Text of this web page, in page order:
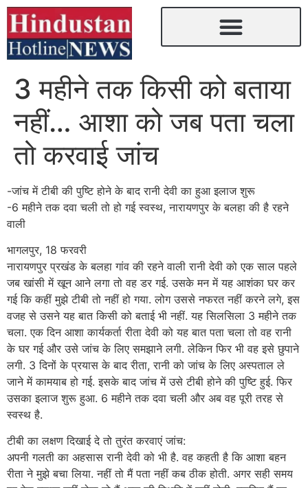
3 महीने तक किसी को बताया
नहीं… आशा को जब पता चला
तो करवाई जांच
-जांच में टीबी की पुष्टि होने के बाद रानी देवी का हुआ इलाज शुरू
-6 महीने तक दवा चली तो हो गई स्वस्थ, नारायणपुर के बलहा की है रहने
वाली
भागलपुर, 18 फरवरी
नारायणपुर प्रखंड के बलहा गांव की रहने वाली रानी देवी को एक साल पहले
जब खांसी में खून आने लगा तो वह डर गई. उसके मन में यह आशंका घर कर
गई कि कहीं मुझे टीबी तो नहीं हो गया. लोग उससे नफरत नहीं करने लगे, इस
वजह से उसने यह बात किसी को बताई भी नहीं. यह सिलसिला 3 महीने तक
चला. एक दिन आशा कार्यकर्ता रीता देवी को यह बात पता चला तो वह रानी
के घर गई और उसे जांच के लिए समझाने लगी. लेकिन फिर भी वह इसे छुपाने
लगी. 3 दिनों के प्रयास के बाद रीता, रानी को जांच के लिए अस्पताल ले
जाने में कामयाब हो गई. इसके बाद जांच में उसे टीबी होने की पुष्टि हुई. फिर
उसका इलाज शुरू हुआ. 6 महीने तक दवा चली और अब वह पूरी तरह से
स्वस्थ है.
टीबी का लक्षण दिखाई दे तो तुरंत करवाएं जांच:
अपनी गलती का अहसास रानी देवी को भी है. वह कहती है कि आशा बहन
रीता ने मुझे बचा लिया. नहीं तो मैं पता नहीं कब ठीक होती. अगर सही समय